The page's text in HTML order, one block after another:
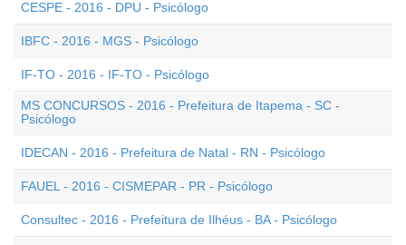
CESPE - 2016 - DPU - Psicólogo
IBFC - 2016 - MGS - Psicólogo
IF-TO - 2016 - IF-TO - Psicólogo
MS CONCURSOS - 2016 - Prefeitura de Itapema - SC -
Psicólogo
IDECAN - 2016 - Prefeitura de Natal - RN - Psicólogo
FAUEL - 2016 - CISMEPAR - PR - Psicólogo
Consultec - 2016 - Prefeitura de Ilhéus - BA - Psicólogo